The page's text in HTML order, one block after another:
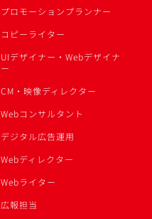
プロモーションプランナー
コピーライター
UIデザイナー・Webデザイナ
ー
CM・映像ディレクター
Webコンサルタント
デジタル広告運用
Webディレクター
Webライター
広報担当